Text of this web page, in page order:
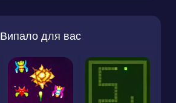
Випало для вас